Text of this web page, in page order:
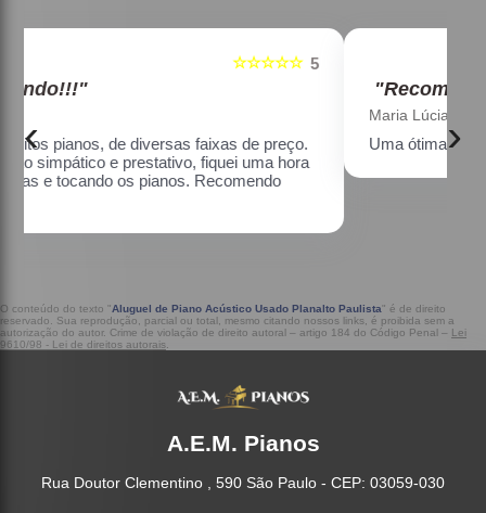
"Recomendo!!!"
Uma ótima loja, com pianos bons, amei.
‹ ›
O conteúdo do texto "Aluguel de Piano Acústico Usado Planalto Paulista" é de direito
reservado. Sua reprodução, parcial ou total, mesmo citando nossos links, é proibida sem a
autorização do autor. Crime de violação de direito autoral – artigo 184 do Código Penal – Lei
9610/98 - Lei de direitos autorais
A.E.M. Pianos
Rua Doutor Clementino , 590 São Paulo - CEP: 03059-030